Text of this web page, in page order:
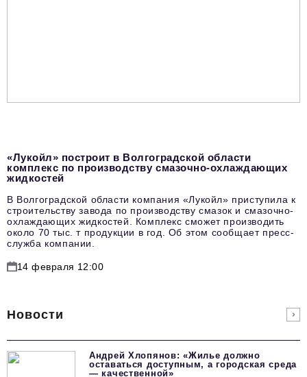
«Лукойл» построит в Волгоградской области
комплекс по производству смазочно-охлаждающих
жидкостей
В Волгоградской области компания «Лукойл» приступила к
строительству завода по производству смазок и смазочно-
охлаждающих жидкостей. Комплекс сможет производить
около 70 тыс. т продукции в год. Об этом сообщает пресс-
служба компании.
14 февраля 12:00
Новости
Андрей Хлопянов: «Жилье должно
оставаться доступным, а городская среда
— качественной»